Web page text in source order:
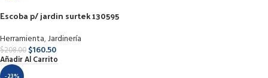
Escoba p/ jardin surtek 130595
Herramienta,Jardinería
$208.00 $160.50
Añadir Al Carrito